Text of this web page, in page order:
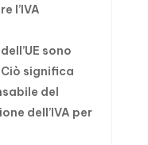
l’IVA
sono
significa
del
dell’IVA per